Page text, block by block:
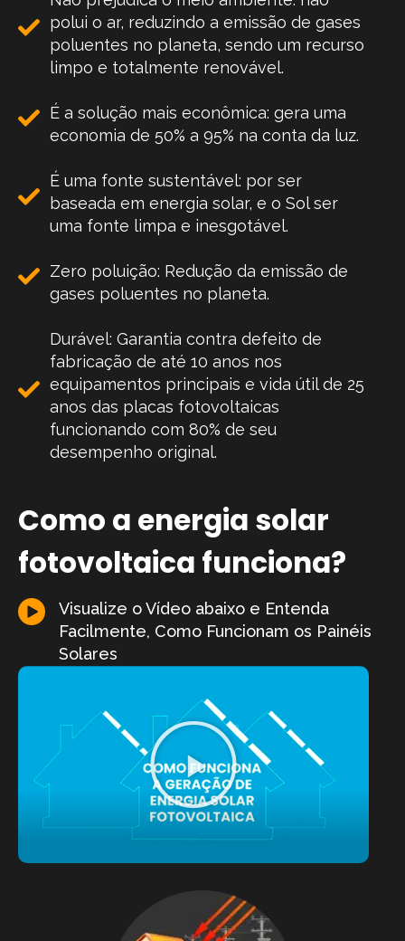
polui o ar, reduzindo a emissão de gases
poluentes no planeta, sendo um recurso
limpo e totalmente renovável.
É a solução mais econômica: gera uma
economia de 50% a 95% na conta da luz.
É uma fonte sustentável: por ser
baseada em energia solar, e o Sol ser
uma fonte limpa e inesgotável.
Zero poluição: Redução da emissão de
gases poluentes no planeta.
Durável: Garantia contra defeito de
fabricação de até 10 anos nos
equipamentos principais e vida útil de 25
anos das placas fotovoltaicas
funcionando com 80% de seu
desempenho original.
Como a energia solar
fotovoltaica funciona?
Visualize o Vídeo abaixo e Entenda
Facilmente, Como Funcionam os Painéis
Solares